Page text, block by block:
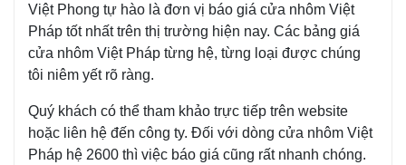
Việt Phong tự hào là đơn vị báo giá cửa nhôm Việt
Pháp tốt nhất trên thị trường hiện nay. Các bảng giá
cửa nhôm Việt Pháp từng hệ, từng loại được chúng
tôi niêm yết rõ ràng.
Quý khách có thể tham khảo trực tiếp trên website
hoặc liên hệ đến công ty. Đối với dòng cửa nhôm Việt
Pháp hệ 2600 thì việc báo giá cũng rất nhanh chóng.